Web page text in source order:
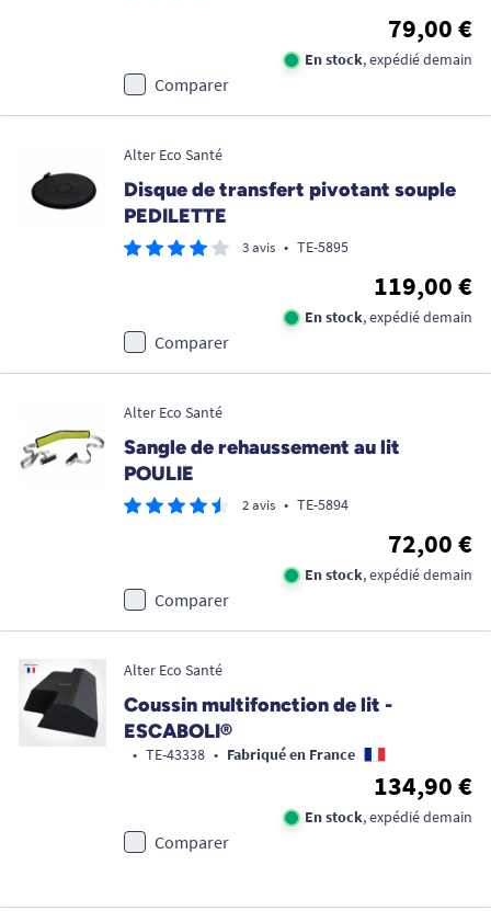
79,00 €
En stock, expédié demain
Comparer
Alter Eco Santé
Disque de transfert pivotant souple
PEDILETTE
3 avis • TE-5895
119,00 €
En stock, expédié demain
Comparer
Alter Eco Santé
Sangle de rehaussement au lit
POULIE
2 avis • TE-5894
72,00 €
En stock, expédié demain
Comparer
Alter Eco Santé
Coussin multifonction de lit -
ESCABOLI®
• TE-43338 • Fabriqué en France
134,90 €
En stock, expédié demain
Comparer